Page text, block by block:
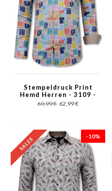
Stempeldruck Print
Hemd Herren - 3109 -
Grau
69,99 € 62,99 €
-10%